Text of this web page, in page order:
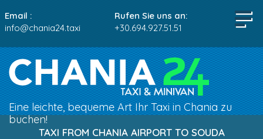
Email :
info@chania24.taxi
Rufen Sie uns an:
+30.694.927.51.51
Eine leichte, bequeme Art Ihr Taxi in Chania zu
buchen!
TAXI FROM CHANIA AIRPORT TO SOUDA